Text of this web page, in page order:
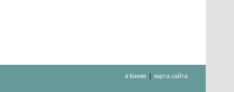
в Киеве карта сайта